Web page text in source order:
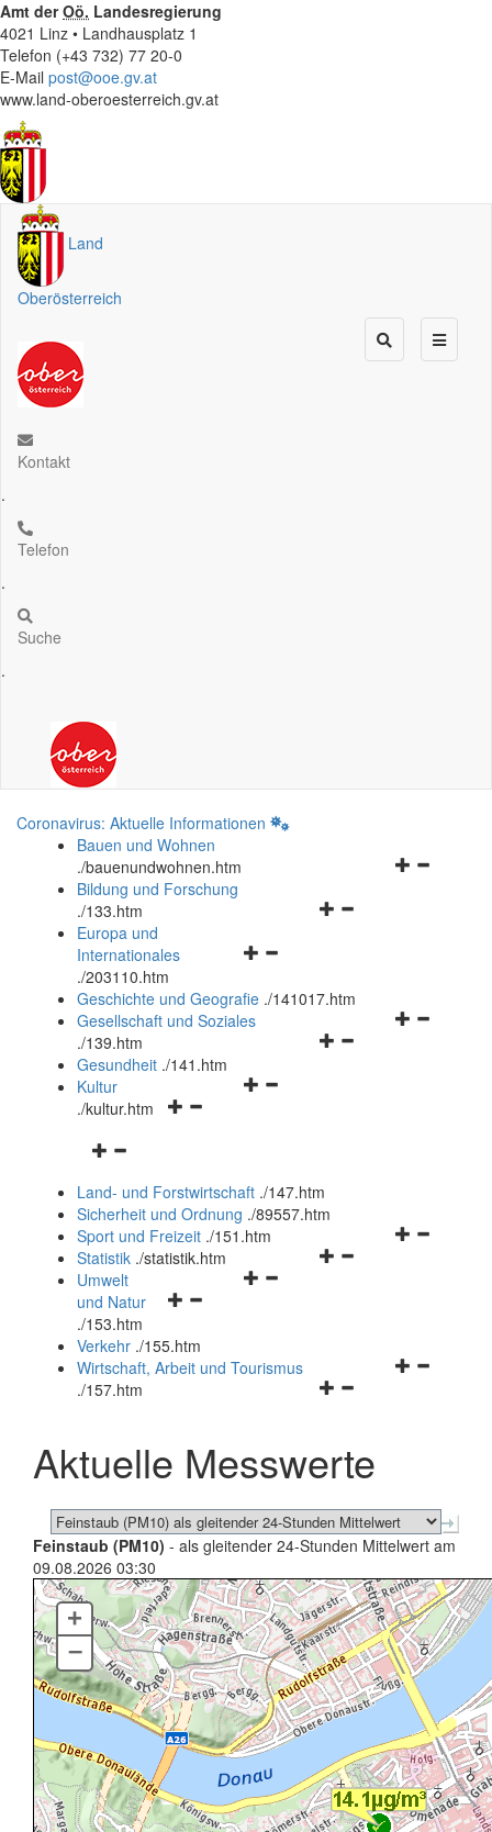
Amt derOö. Landesregierung
4021 Linz • Landhausplatz 1
Telefon (+43 732) 77 20-0
E-Mail post@ooe.gv.at
www.land-oberoesterreich.gv.at
Land
Oberösterreich
Kontakt
.
Telefon
.
Suche
.
Coronavirus: Aktuelle Informationen
Bauen und Wohnen
./bauenundwohnen.htm
Navigationsmenü
Bildung und Forschung
./133.htm
Navigationsmenü
und
schließen
Europa und
Internationales
./203110.htm
Geschichte und Geografie ./141017.htm
Navigationsmenü
Gesellschaft und Soziales
./139.htm
Navigationsmenü
Gesundheit ./141.htm
Navigationsmenü
Kultur
./kultur.htm
Navigationsmenü
und
schließen
Land- und Forstwirtschaft ./147.htm
Sicherheit und Ordnung ./89557.htm
Navigationsmenü
Sport und Freizeit ./151.htm
Navigationsmenü
Statistik ./statistik.htm
Navigationsmenü
und
schließen
Umwelt
und Natur
./153.htm
Verkehr ./155.htm
Navigationsmenü
schließen
Wirtschaft, Arbeit und Tourismus
./157.htm
Aktuelle Messwerte
Feinstaub (PM10) - als gleitender 24-Stunden Mittelwert am
09.08.2026 03:30
+
–